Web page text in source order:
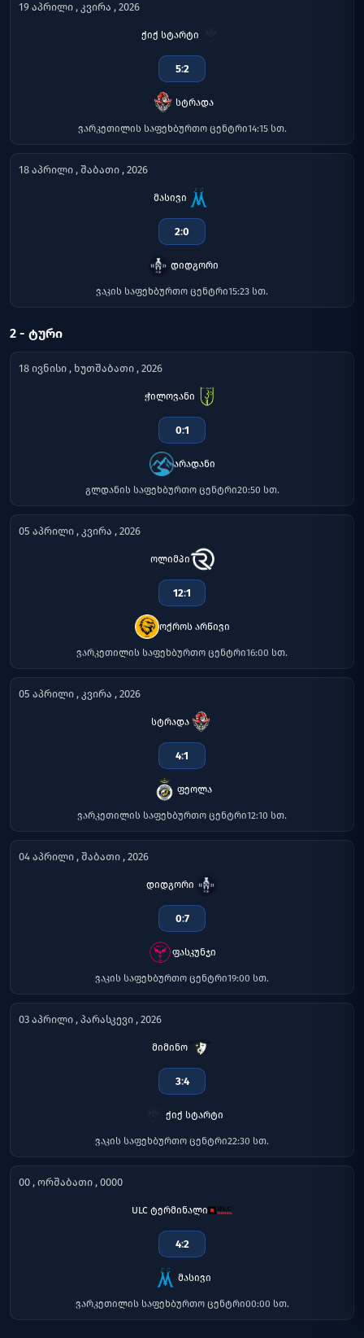
19 აპრილი , კვირა , 2026
ქიქ სტარტი
5:2
სტრადა
ვარკეთილის საფეხბურთო ცენტრი14:15 სთ.
18 აპრილი , შაბათი , 2026
მასივი
2:0
დიდგორი
ვაკის საფეხბურთო ცენტრი15:23 სთ.
2 - ᲢᲣᲠᲘ
18 ივნისი , ხუთშაბათი , 2026
ჭილოვანი
0:1
არადანი
გლდანის საფეხბურთო ცენტრი20:50 სთ.
05 აპრილი , კვირა , 2026
ოლიმპი
12:1
ოქროს არწივი
ვარკეთილის საფეხბურთო ცენტრი16:00 სთ.
05 აპრილი , კვირა , 2026
სტრადა
4:1
ფეოლა
ვარკეთილის საფეხბურთო ცენტრი12:10 სთ.
04 აპრილი , შაბათი , 2026
დიდგორი
0:7
ფასკუნჯი
ვაკის საფეხბურთო ცენტრი19:00 სთ.
03 აპრილი , პარასკევი , 2026
მიმინო
3:4
ქიქ სტარტი
ვაკის საფეხბურთო ცენტრი22:30 სთ.
00 , ორშაბათი , 0000
ULC ტერმინალი
4:2
მასივი
ვარკეთილის საფეხბურთო ცენტრი00:00 სთ.